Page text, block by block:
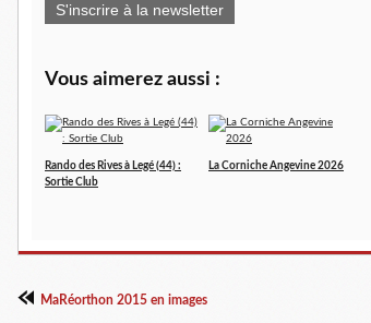
S'inscrire à la newsletter
Vous aimerez aussi :
Rando des Rives à Legé (44) :
Sortie Club
La Corniche Angevine 2026
MaRéorthon 2015 en images